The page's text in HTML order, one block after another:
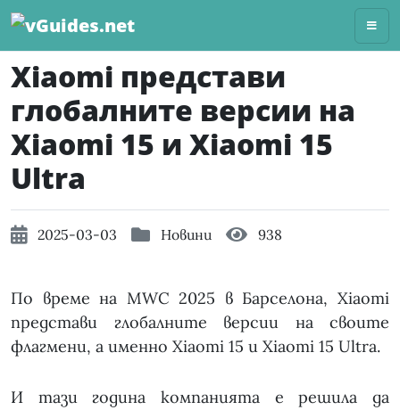
Skip
Xiaomi представи
глобалните версии на
Xiaomi 15 и Xiaomi 15
Ultra
2025-03-03 Новини 938
По време на MWC 2025 в Барселона, Xiaomi
представи глобалните версии на своите
флагмени, а именно Xiaomi 15 и Xiaomi 15 Ultra.
И тази година компанията е решила да